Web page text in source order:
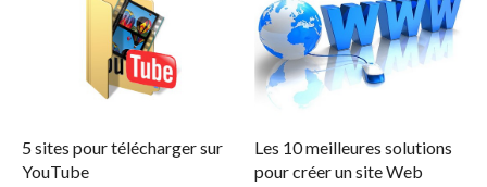
5 sites pour télécharger sur
YouTube
Les 10 meilleures solutions
pour créer un site Web